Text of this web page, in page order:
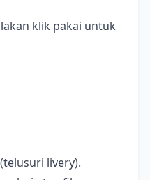
klik pakai untuk
livery).